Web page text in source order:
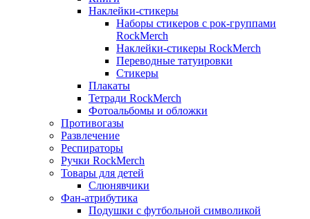
Наклейки-стикеры
Наборы стикеров с рок-группами
RockMerch
Наклейки-стикеры RockMerch
Переводные татуировки
Стикеры
Плакаты
Тетради RockMerch
Фотоальбомы и обложки
Противогазы
Развлечение
Респираторы
Ручки RockMerch
Товары для детей
Слюнявчики
Фан-атрибутика
Подушки с футбольной символикой